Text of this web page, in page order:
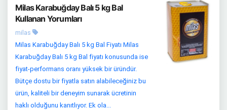
Milas Karabuğday Balı 5 kg Bal
Kullanan Yorumları
milas
Milas Karabuğday Balı 5 kg Bal Fiyatı Milas
Karabuğday Balı 5 kg Bal fiyatı konusunda ise
fiyat-performans oranı yüksek bir üründür.
Bütçe dostu bir fiyatla satın alabileceğiniz bu
ürün, kaliteli bir deneyim sunarak ücretinin
haklı olduğunu kanıtlıyor. Ek ola...